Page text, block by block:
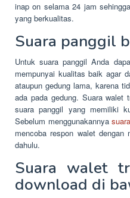
inap on selama 24 jam
yang berkualitas.
Suara panggil
Untuk suara panggil Anda
mempunyai kualitas baik agar
ataupun gedung lama, karena
ada pada gedung. Suara
suara panggil yang memiliki
Sebelum menggunakannya
mencoba respon walet dengan
dahulu.
Suara walet
download di